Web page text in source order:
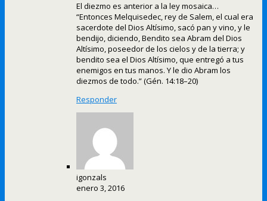
El diezmo es anterior a la ley mosaica…
“Entonces Melquisedec, rey de Salem, el cual era
sacerdote del Dios Altísimo, sacó pan y vino, y le
bendijo, diciendo, Bendito sea Abram del Dios
Altísimo, poseedor de los cielos y de la tierra; y
bendito sea el Dios Altísimo, que entregó a tus
enemigos en tus manos. Y le dio Abram los
diezmos de todo.” (Gén. 14:18–20)
Responder
igonzals
enero 3, 2016